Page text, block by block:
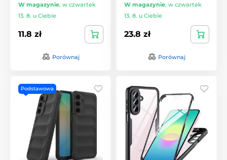
W magazynie, w czwartek
13. 8. u Ciebie
11.8 zł
Porównaj
W magazynie, w czwartek
13. 8. u Ciebie
23.8 zł
Porównaj
Podstawowa